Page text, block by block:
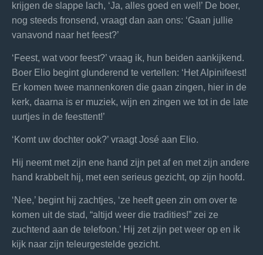
krijgen de slappe lach, ‘Ja, alles goed en wel!’ De boer,
nog steeds fronsend, vraagt dan aan ons: ‘Gaan jullie
vanavond naar het feest?’
‘Feest, wat voor feest?’ vraag ik, hun beiden aankijkend.
Boer Elio begint glunderend te vertellen: ‘Het Alpinifeest!
Er komen twee mannenkoren die gaan zingen, hier in de
kerk, daarna is er muziek, wijn en zingen we tot in de late
uurtjes in de feesttent!’
‘Komt uw dochter ook?’ vraagt José aan Elio.
Hij neemt met zijn ene hand zijn pet af en met zijn andere
hand krabbelt hij, met een serieus gezicht, op zijn hoofd.
‘Nee,’ begint hij zachtjes, ‘ze heeft geen zin om over te
komen uit de stad, “altijd weer die tradities!” zei ze
zuchtend aan de telefoon.’ Hij zet zijn pet weer op en ik
kijk naar zijn teleurgestelde gezicht.